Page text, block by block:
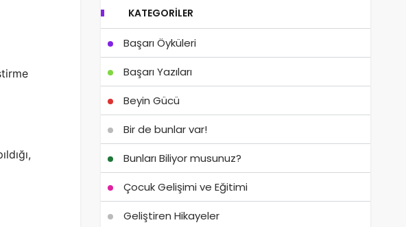
KATEGORILER
Başarı Öyküleri
Başarı Yazıları
Beyin Gücü
Bir de bunlar var!
Bunları Biliyor musunuz?
Çocuk Gelişimi ve Eğitimi
Geliştiren Hikayeler